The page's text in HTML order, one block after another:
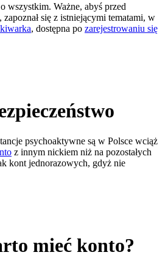
wszystkim. Ważne, abyś przed
się z istniejącymi tematami, w
, dostępna po zarejestrowaniu się
psychoaktywne są w Polsce wciąż
z innym nickiem niż na pozostałych
kont jednorazowych, gdyż nie
mieć konto?